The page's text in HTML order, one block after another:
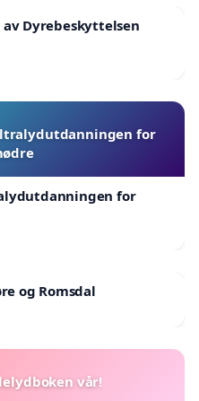
Dyrebeskyttelsen
for
for
og Romsdal
vår!